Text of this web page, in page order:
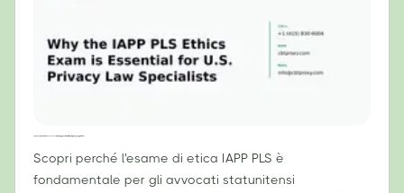
Scopri perché l'esame di etica IAPP PLS è
fondamentale per gli avvocati statunitensi